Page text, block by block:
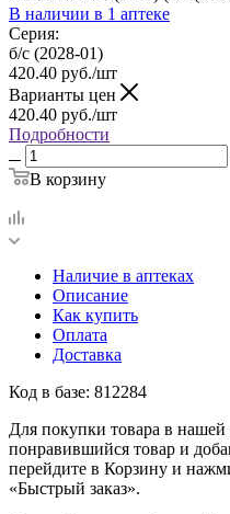
В наличии в 1 аптеке
Серия:
б/с (2028-01)
420.40 руб./шт
Варианты цен
420.40 руб./шт
Подробности
В корзину
Наличие в аптеках
Описание
Как купить
Оплата
Доставка
Код в базе: 812284
Для покупки товара в нашей
понравившийся товар и
перейдите в Корзину и
«Быстрый заказ».